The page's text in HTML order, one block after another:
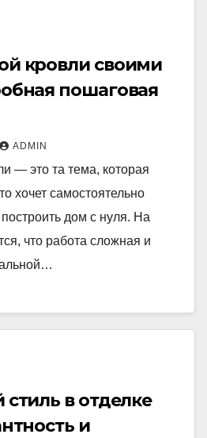
кровли своими
пошаговая
ADMIN
— это та тема, которая
хочет самостоятельно
дом с нуля. На
что работа сложная и
стиль в отделке
и